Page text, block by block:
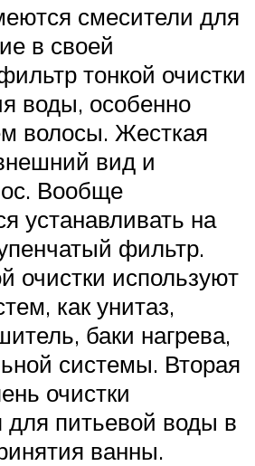
смесители для
в своей
тонкой очистки
воды, особенно
волосы. Жесткая
вид и
Вообще
устанавливать на
фильтр.
очистки используют
как унитаз,
баки нагрева,
системы. Вторая
очистки
для питьевой воды в
ванны.